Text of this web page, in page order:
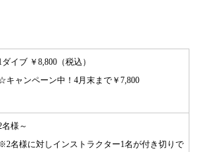
ダイブ ￥8,800（税込）
キャンペーン中！4月末まで￥7,800
名様～
名様に対しインストラクター1名が付き切りで